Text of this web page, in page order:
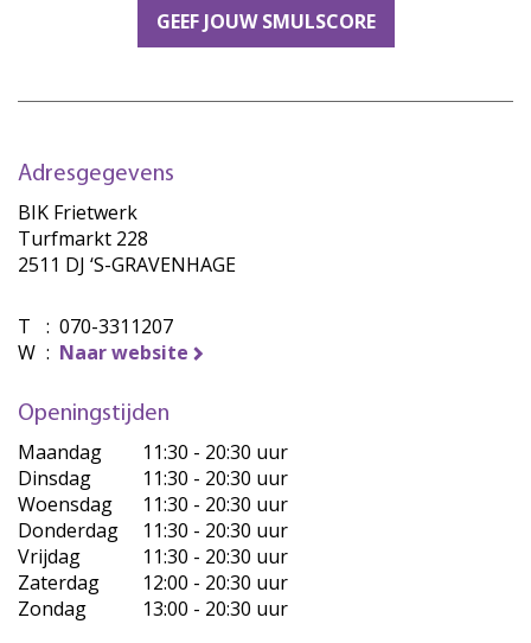
GEEF JOUW SMULSCORE
Adresgegevens
BIK Frietwerk
Turfmarkt 228
2511 DJ ‘S-GRAVENHAGE
T : 070-3311207
W : Naar website
Openingstijden
Maandag
11:30 - 20:30 uur
Dinsdag
11:30 - 20:30 uur
Woensdag
11:30 - 20:30 uur
Donderdag
11:30 - 20:30 uur
Vrijdag
11:30 - 20:30 uur
Zaterdag
12:00 - 20:30 uur
Zondag
13:00 - 20:30 uur